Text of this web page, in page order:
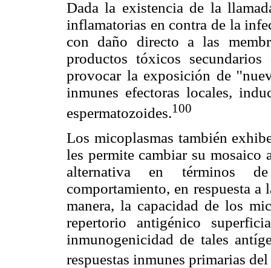
Dada la existencia de la
inflamatorias en contra de la
con daño directo a las
productos tóxicos
provocar la exposición de
inmunes efectoras locales,
espermatozoides.100
Los micoplasmas también
les permite cambiar su mosaico
alternativa en términos
comportamiento, en respuesta a
manera, la capacidad de los
repertorio antigénico
inmunogenicidad de tales
respuestas inmunes primarias